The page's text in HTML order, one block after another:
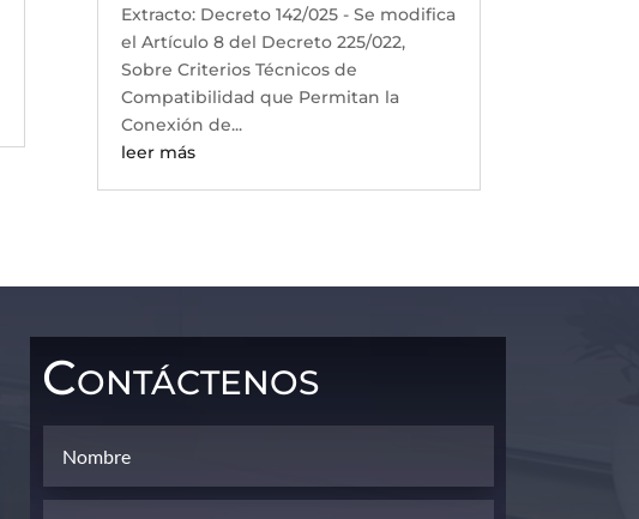
Extracto: Decreto 142/025 - Se modifica
el Artículo 8 del Decreto 225/022,
Sobre Criterios Técnicos de
Compatibilidad que Permitan la
Conexión de...
leer más
Contáctenos